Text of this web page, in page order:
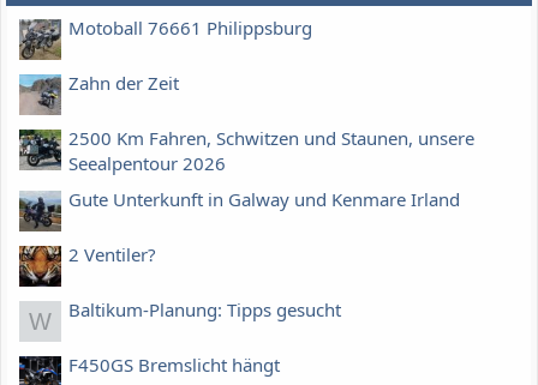
Motoball 76661 Philippsburg
Zahn der Zeit
2500 Km Fahren, Schwitzen und Staunen, unsere
Seealpentour 2026
Gute Unterkunft in Galway und Kenmare Irland
2 Ventiler?
W Baltikum-Planung: Tipps gesucht
F450GS Bremslicht hängt